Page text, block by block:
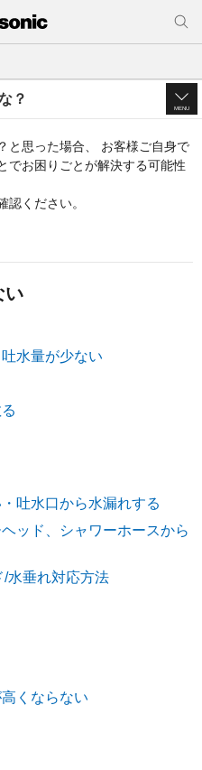
？
MENU
思った場合、
お客様ご自身で
でお困りごとが解決する可能性
ください。
い
水量が少ない
吐水口から水漏れする
ッド、シャワーホースから
水垂れ対応方法
くならない